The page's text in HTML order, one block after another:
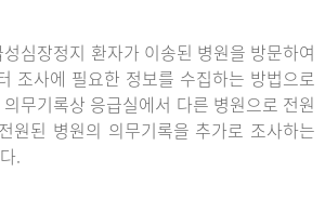
심장정지 환자가 이송된 병원을 방문하여
조사에 필요한 정보를 수집하는 방법으로
무기록상 응급실에서 다른 병원으로 전원
원된 병원의 의무기록을 추가로 조사하는
.